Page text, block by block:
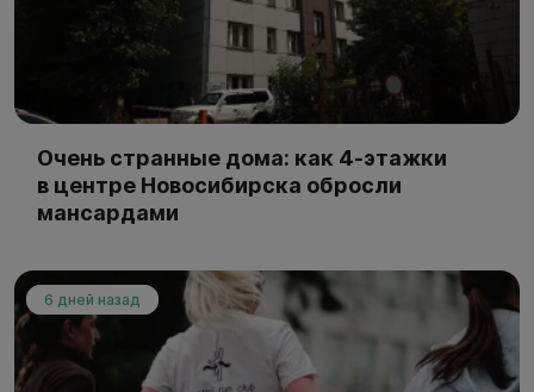
Очень странные дома: как 4-этажки
в центре Новосибирска обросли
мансардами
6 дней назад